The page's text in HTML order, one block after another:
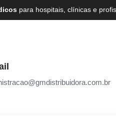
para hospitais, clínicas e